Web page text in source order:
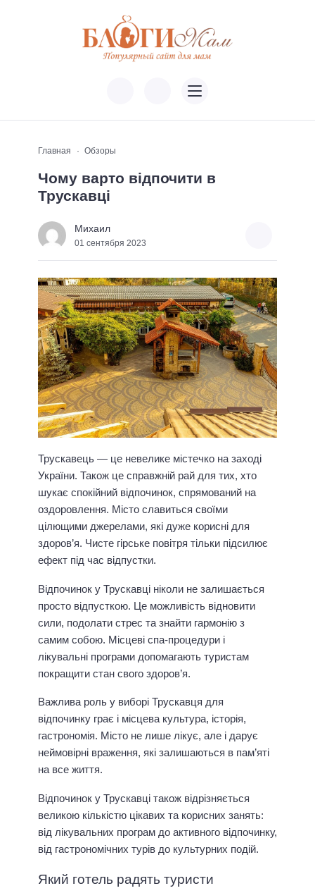
Главная Обзоры
Чому варто відпочити в
Трускавці
Михаил
01 сентября 2023
Трускавець — це невелике містечко на заході
України. Також це справжній рай для тих, хто
шукає спокійний відпочинок, спрямований на
оздоровлення. Місто славиться своїми
цілющими джерелами, які дуже корисні для
здоров’я. Чисте гірське повітря тільки підсилює
ефект під час відпустки.
Відпочинок у Трускавці ніколи не залишається
просто відпусткою. Це можливість відновити
сили, подолати стрес та знайти гармонію з
самим собою. Місцеві спа-процедури і
лікувальні програми допомагають туристам
покращити стан свого здоров’я.
Важлива роль у виборі Трускавця для
відпочинку грає і місцева культура, історія,
гастрономія. Місто не лише лікує, але і дарує
неймовірні враження, які залишаються в пам’яті
на все життя.
Відпочинок у Трускавці також відрізняється
великою кількістю цікавих та корисних занять:
від лікувальних програм до активного відпочинку,
від гастрономічних турів до культурних подій.
Який готель радять туристи